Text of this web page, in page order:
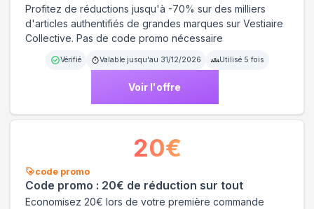
Profitez de réductions jusqu'à -70% sur des milliers
d'articles authentifiés de grandes marques sur Vestiaire
Collective. Pas de code promo nécessaire
Vérifié Valable jusqu'au 31/12/2026 Utilisé 5 fois
Voir l'offre
code promo
Code promo : 20€ de réduction sur tout
Economisez 20€ lors de votre première commande
20€